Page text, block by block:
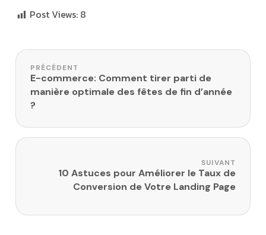
Post Views: 8
Navigation de l’article
PRÉCÉDENT
E-commerce: Comment tirer parti de
manière optimale des fêtes de fin d’année
?
SUIVANT
10 Astuces pour Améliorer le Taux de
Conversion de Votre Landing Page